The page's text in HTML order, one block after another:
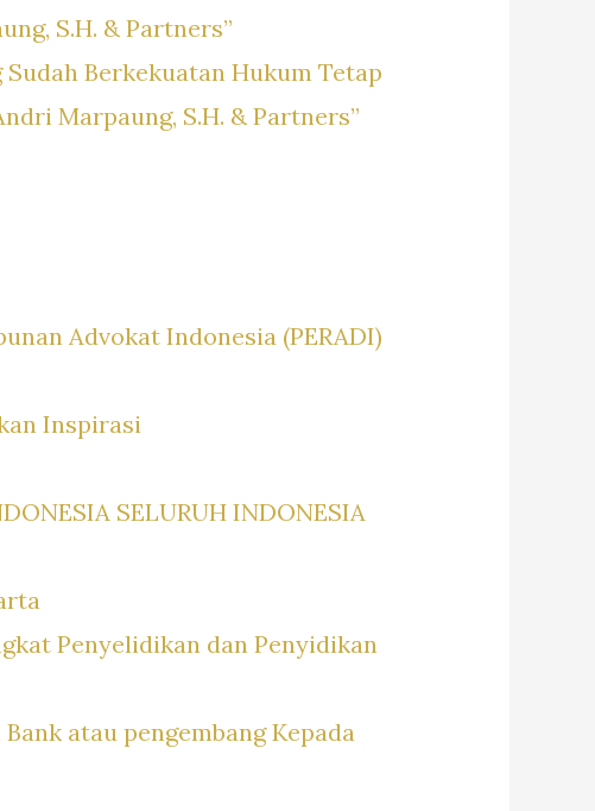
S.H. & Partners”
Berkekuatan Hukum Tetap
Marpaung, S.H. & Partners”
Advokat Indonesia (PERADI)
Inspirasi
SELURUH INDONESIA
Penyelidikan dan Penyidikan
atau pengembang Kepada